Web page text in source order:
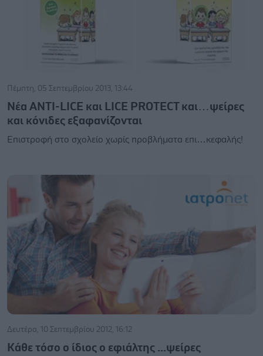
Πέμπτη, 05 Σεπτεμβρίου 2013, 13:44
Νέα ANTI-LICE και LICE PROTECT και…ψείρες
και κόνιδες εξαφανίζονται
Επιστροφή στο σχολείο χωρίς προβλήματα επι…κεφαλής!
Δευτέρα, 10 Σεπτεμβρίου 2012, 16:12
Κάθε τόσο ο ίδιος ο εφιάλτης ...ψείρες